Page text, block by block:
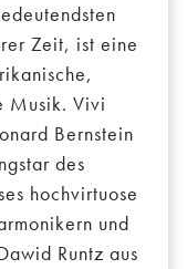
Zeit, ist eine
Musik. Vivi
Bernstein
des
hochvirtuose
und
Runtz aus